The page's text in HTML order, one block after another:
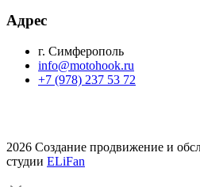
Адрес
г. Симферополь
info@motohook.ru
+7 (978) 237 53 72
2026 Создание продвижение и
студии ELiFan